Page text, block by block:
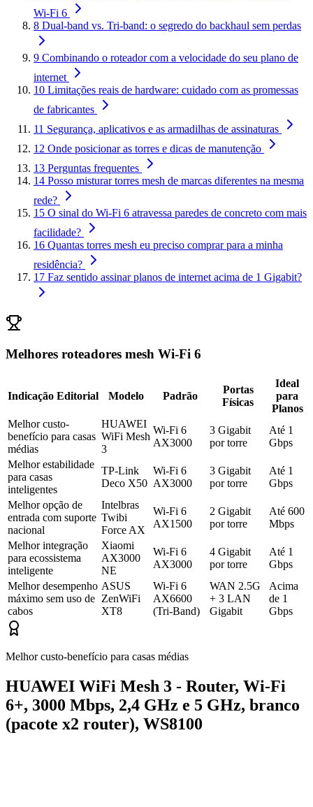
Wi-Fi 6
8 Dual-band vs. Tri-band: o segredo do backhaul sem perdas
9 Combinando o roteador com a velocidade do seu plano de
internet
10 Limitações reais de hardware: cuidado com as promessas
de fabricantes
11 Segurança, aplicativos e as armadilhas de assinaturas
12 Onde posicionar as torres e dicas de manutenção
13 Perguntas frequentes
14 Posso misturar torres mesh de marcas diferentes na mesma
rede?
15 O sinal do Wi-Fi 6 atravessa paredes de concreto com mais
facilidade?
16 Quantas torres mesh eu preciso comprar para a minha
residência?
17 Faz sentido assinar planos de internet acima de 1 Gigabit?
Melhores roteadores mesh Wi-Fi 6
Indicação Editorial Modelo Padrão
Portas
Físicas
Ideal
para
Planos
Melhor custo-
benefício para casas
médias
HUAWEI
WiFi Mesh
3
Wi-Fi 6
AX3000
3 Gigabit
por torre
Até 1
Gbps
Melhor estabilidade
para casas
inteligentes
TP-Link
Deco X50
Wi-Fi 6
AX3000
3 Gigabit
por torre
Até 1
Gbps
Melhor opção de
entrada com suporte
nacional
Intelbras
Twibi
Force AX
Wi-Fi 6
AX1500
2 Gigabit
por torre
Até 600
Mbps
Melhor integração
para ecossistema
inteligente
Xiaomi
AX3000
NE
Wi-Fi 6
AX3000
4 Gigabit
por torre
Até 1
Gbps
Melhor desempenho
máximo sem uso de
cabos
ASUS
ZenWiFi
XT8
Wi-Fi 6
AX6600
(Tri-Band)
WAN 2.5G
+ 3 LAN
Gigabit
Acima
de 1
Gbps
Melhor custo-benefício para casas médias
HUAWEI WiFi Mesh 3 - Router, Wi-Fi
6+, 3000 Mbps, 2,4 GHz e 5 GHz, branco
(pacote x2 router), WS8100